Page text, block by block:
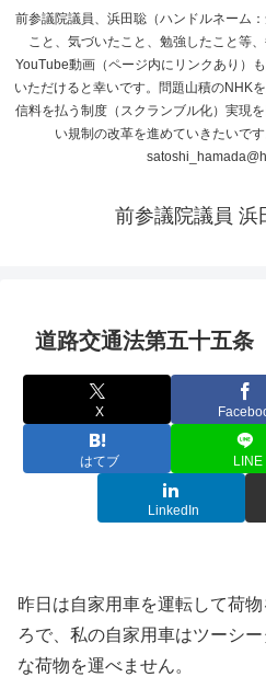
前参議院議員、浜田聡（ハンドルネーム
こと、気づいたこと、勉強したこと等
YouTube動画（ページ内にリンクあり）
いただけると幸いです。問題山積のNHK
信料を払う制度（スクランブル化）実現
い規制の改革を進めていきたいで
前参議院議員 浜
道路交通法第五十五条
X
はてブ LINE
LinkedIn
昨日は自家用車を運転して荷
ろで、私の自家用車はツーシ
な荷物を運べません。